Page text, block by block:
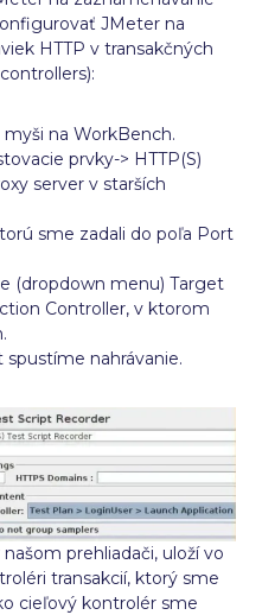
JMeter na
HTTP v transakčných
na WorkBench.
prvky-> HTTP(S)
server v starších
sme zadali do poľa Port
(dropdown menu) Target
Controller, v ktorom
nahrávanie.
prehliadači, uloží vo
transakcií, ktorý sme
cieľový kontrolér sme